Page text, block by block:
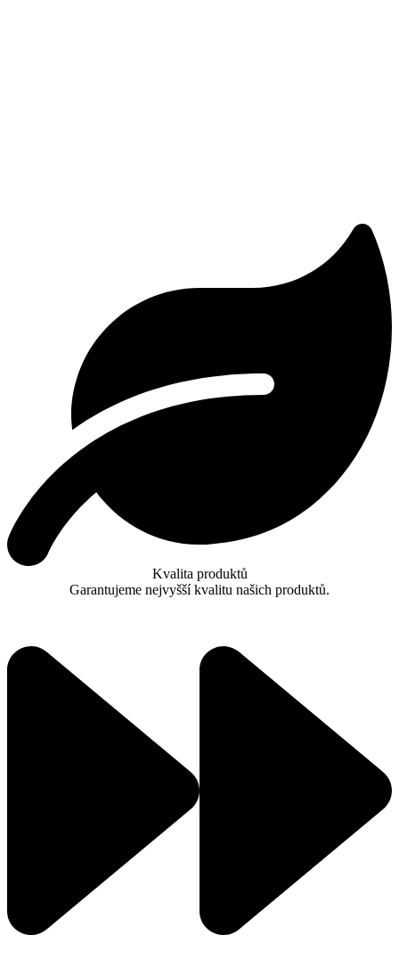
Kvalita produktů
Garantujeme nejvyšší kvalitu našich produktů.